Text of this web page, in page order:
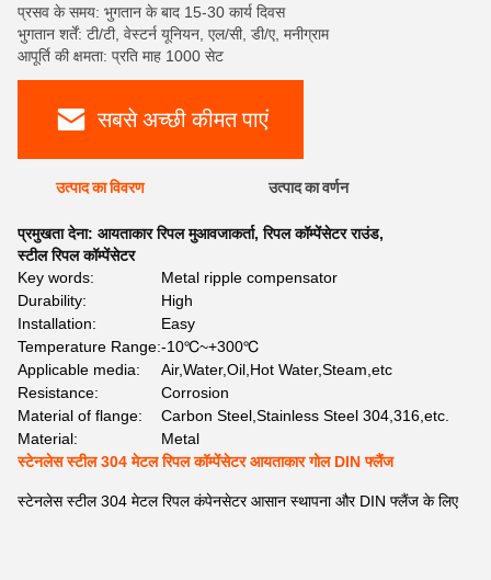
प्रसव के समय: भुगतान के बाद 15-30 कार्य दिवस
भुगतान शर्तें: टी/टी, वेस्टर्न यूनियन, एल/सी, डी/ए, मनीग्राम
आपूर्ति की क्षमता: प्रति माह 1000 सेट
सबसे अच्छी कीमत पाएं
उत्पाद का विवरण उत्पाद का वर्णन
प्रमुखता देना: आयताकार रिपल मुआवजाकर्ता,रिपल कॉम्पेंसेटर राउंड,
स्टील रिपल कॉम्पेंसेटर
Key words:
Metal ripple compensator
Durability:
High
Installation:
Easy
Temperature Range:-10℃~+300℃
Applicable media:
Air,Water,Oil,Hot Water,Steam,etc
Resistance:
Corrosion
Material of flange:
Carbon Steel,Stainless Steel 304,316,etc.
Material:
Metal
स्टेनलेस स्टील 304 मेटल रिपल कॉम्पेंसेटर आयताकार गोल DIN फ्लैंज
स्टेनलेस स्टील 304 मेटल रिपल कंपेनसेटर आसान स्थापना और DIN फ्लैंज के लिए